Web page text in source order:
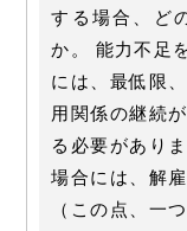
する場合、ど
か。 能力不足
には、最低限
用関係の継続
る必要があり
場合には、解
（この点、一